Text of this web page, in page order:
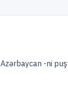
Azərbaycan -ni